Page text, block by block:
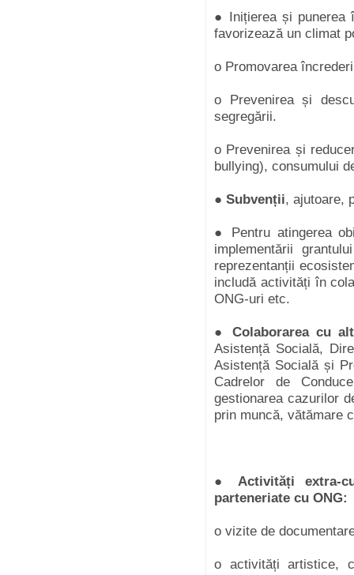
● Inițierea și punerea
favorizează un climat
o Promovarea
o Prevenirea și
segregării.
o Prevenirea și
bullying), consumului
● Subvenții, ajutoare,
● Pentru atingerea
implementării
reprezentanții
includă activități în
ONG-uri etc.
●
Colaborarea cu
Asistență Socială,
Asistență Socială și
Cadrelor de
gestionarea cazurilor
prin muncă, vătămare
●
Activități extra-
parteneriate cu ONG:
o vizite de
o activități artistice,